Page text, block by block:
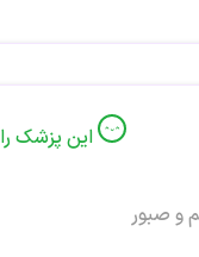
این پزشک
و صبور